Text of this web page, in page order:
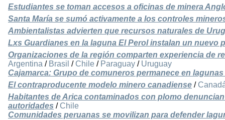
Estudiantes se toman accesos a oficinas de minera
Santa María se sumó activamente a los controles
Ambientalistas advierten que recursos naturales de
Lxs Guardianes en la laguna El Perol instalan un nuevo
Organizaciones de la región comparten experiencia de
Argentina / Brasil / Chile / Paraguay / Uruguay
Cajamarca: Grupo de comuneros permanece en
El contraproducente modelo minero canadiense /
Habitantes de Arica contaminados con plomo
autoridades / Chile
Comunidades peruanas se movilizan para defender